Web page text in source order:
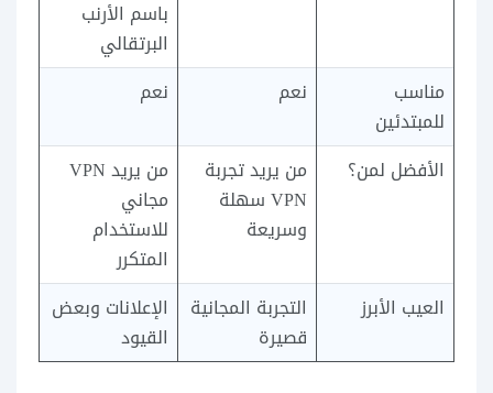
باسم الأرنب
البرتقالي
مناسب
للمبتدئين
نعم نعم
الأفضل لمن؟
من يريد تجربة
VPN سهلة
وسريعة
من يريد VPN
مجاني
للاستخدام
المتكرر
العيب الأبرز
التجربة المجانية
قصيرة
الإعلانات وبعض
القيود